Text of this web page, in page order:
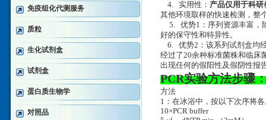
免疫组化代测服务
质粒
生化试剂盒
试剂盒
蛋白质生物学
对照品
4. 实用性： 产品仅用于科研
其他环境取样的快速检测，整
5. 优势1：序列资源丰富，
好的保守性和特异性。
6. 优势2：该系列试剂盒均
经过了20余种标准菌株和临床
出现任何的假阳性及假阴性报
PCR实验方法步骤
方法
1：在冰浴中，按以下次序将
10×PCR buffer